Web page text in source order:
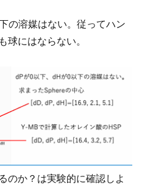
の溶媒はない。従ってハン
球にはならない。
のか？は実験的に確認しよ